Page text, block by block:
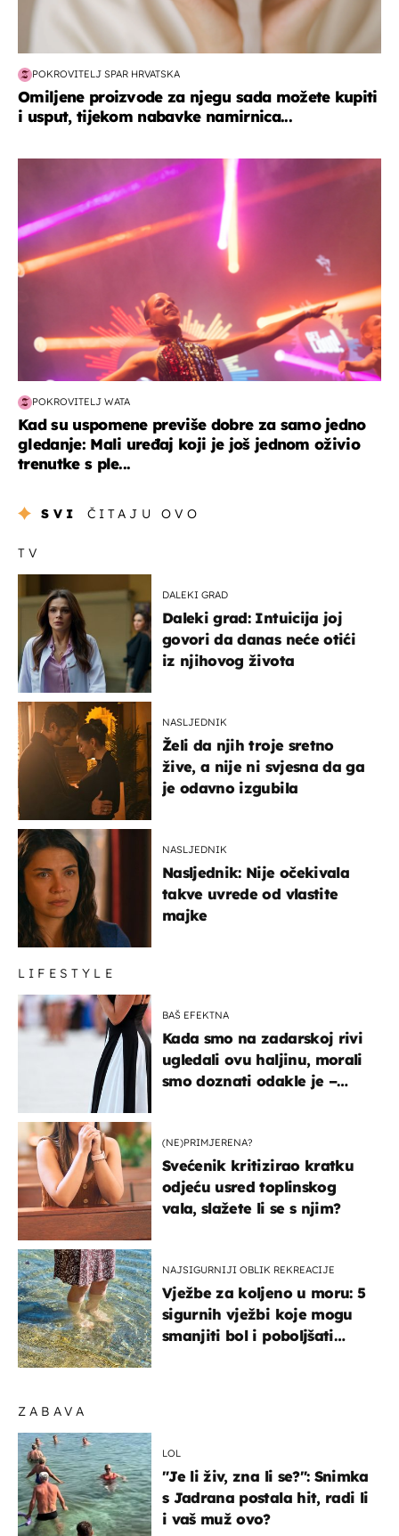
POKROVITELJ SPAR HRVATSKA
Omiljene proizvode za njegu sada možete kupiti
i usput, tijekom nabavke namirnica...
POKROVITELJ WATA
Kad su uspomene previše dobre za samo jedno
gledanje: Mali uređaj koji je još jednom oživio
trenutke s ple...
SVI ČITAJU OVO
ZABAVA
LOL
"Je li živ, zna li se?": Snimka
s Jadrana postala hit, radi li
i vaš muž ovo?
TV
DALEKI GRAD
Daleki grad: Intuicija joj
govori da danas neće otići
iz njihovog života
NASLJEDNIK
Želi da njih troje sretno
žive, a nije ni svjesna da ga
je odavno izgubila
NASLJEDNIK
Nasljednik: Nije očekivala
takve uvrede od vlastite
majke
LIFESTYLE
BAŠ EFEKTNA
Kada smo na zadarskoj rivi
ugledali ovu haljinu, morali
smo doznati odakle je –
(NE)PRIMJERENA?
Svećenik kritizirao kratku
odjeću usred toplinskog
vala, slažete li se s njim?
NAJSIGURNIJI OBLIK REKREACIJE
Vježbe za koljeno u moru: 5
sigurnih vježbi koje mogu
smanjiti bol i poboljšati